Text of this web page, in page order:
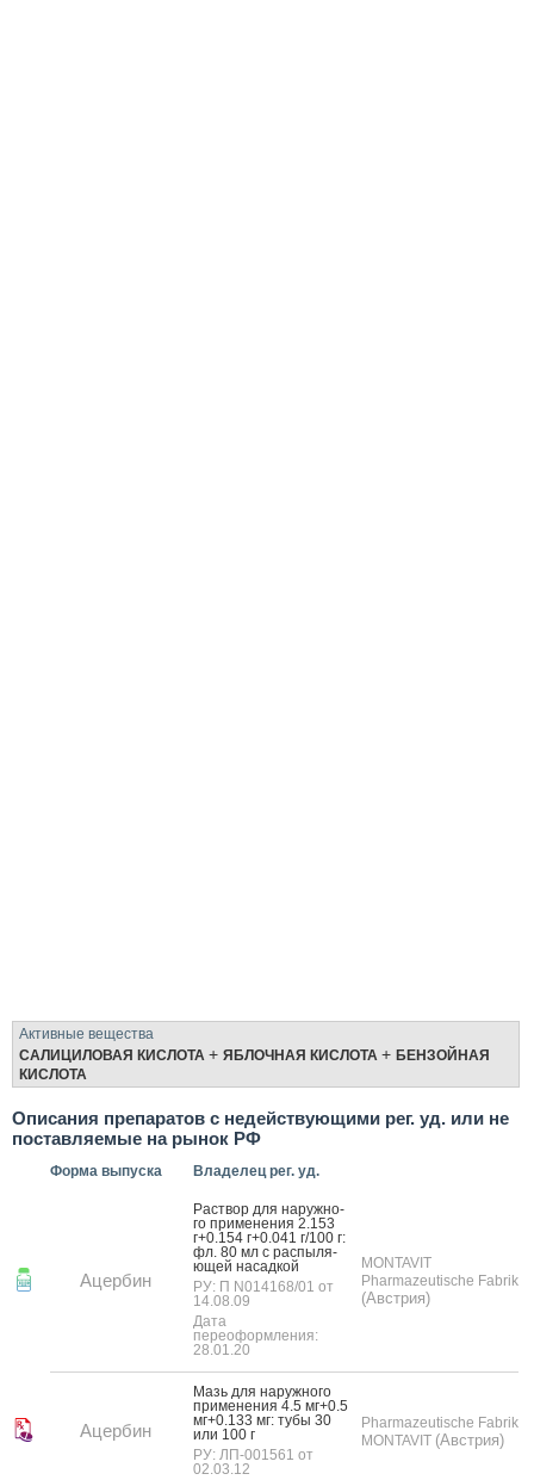
Активные вещества
САЛИЦИЛОВАЯ КИСЛОТА + ЯБЛОЧНАЯ КИСЛОТА + БЕНЗОЙНАЯ
КИСЛОТА
Описания препаратов с недействующими рег. уд. или не
поставляемые на рынок РФ
Форма выпуска Владелец рег. уд.
Ацербин
Рас­твор для на­руж­но­
го при­мене­ния 2.153
г+0.154 г+0.041 г/100 г:
фл. 80 мл с рас­пы­ля­
ющей на­сад­кой
РУ: П N014168/01 от
14.08.09
Дата
переоформления:
28.01.20
MONTAVIT
Pharmazeutische Fabrik
(Австрия)
Ацербин
Мазь для на­руж­но­го
при­мене­ния 4.5 мг+0.5
мг+0.133 мг: ту­бы 30
или 100 г
РУ: ЛП-001561 от
02.03.12
Pharmazeutische Fabrik
MONTAVIT (Австрия)